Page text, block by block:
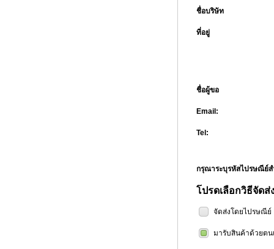
ชื่อบริษัท
ที่อยู่
ชื่อผู้ขอ
Email:
Tel:
กรุณาระบุรหัสไปรษณี
โปรดเลือกวิธีจัดส่
จัดส่งโดยไปรษณีย์
มารับสินค้าด้วยต